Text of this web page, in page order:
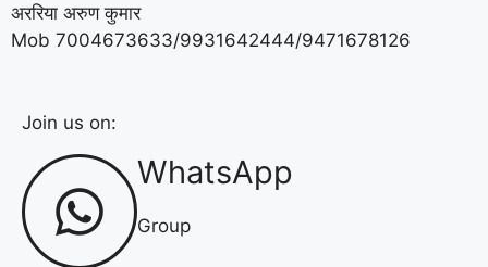
अररिया अरुण कुमार
Mob 7004673633/9931642444/9471678126
Join us on:
WhatsApp
Group